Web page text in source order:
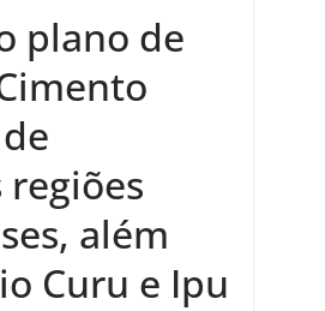
plano de
regiões
além
Curu e Ipu